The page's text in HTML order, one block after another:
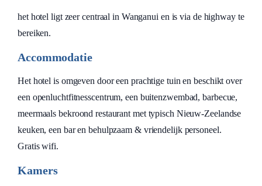
het hotel ligt zeer centraal in Wanganui en is via de highway te
bereiken.
Accommodatie
Het hotel is omgeven door een prachtige tuin en beschikt over
een openluchtfitnesscentrum, een buitenzwembad, barbecue,
meermaals bekroond restaurant met typisch Nieuw-Zeelandse
keuken, een bar en behulpzaam & vriendelijk personeel.
Gratis wifi.
Kamers